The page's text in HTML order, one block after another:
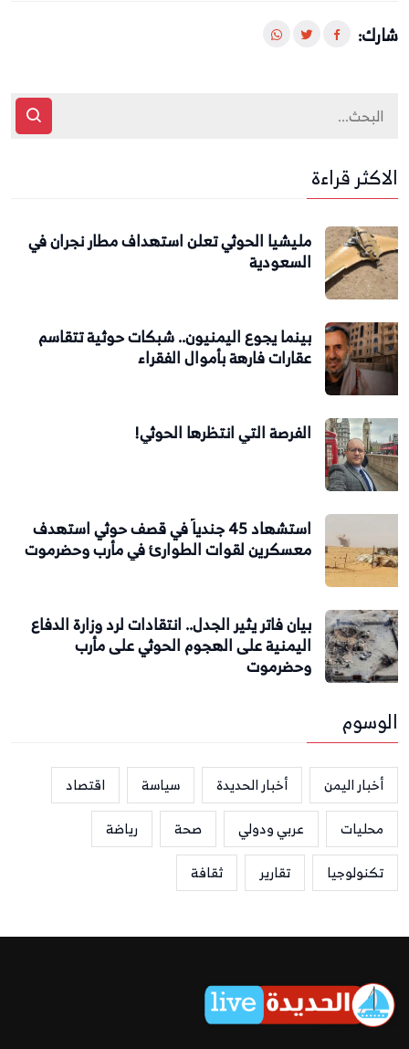
شارك:
الاكثر قراءة
مليشيا الحوثي تعلن استهداف مطار نجران في
السعودية
بينما يجوع اليمنيون.. شبكات حوثية تتقاسم
عقارات فارهة بأموال الفقراء
الفرصة التي انتظرها الحوثي!
استشهاد 45 جندياً في قصف حوثي استهدف
معسكرين لقوات الطوارئ في مأرب وحضرموت
بيان فاتر يثير الجدل.. انتقادات لرد وزارة الدفاع
اليمنية على الهجوم الحوثي على مأرب
وحضرموت
الوسوم
أخبار اليمن أخبار الحديدة سياسة
اقتصاد
محليات
عربي ودولي صحة
رياضة
تكنولوجيا
تقارير ثقافة